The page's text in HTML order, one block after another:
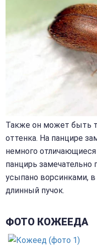
Также он может быть
оттенка. На панцире
немного
панцирь замечательно
усыпано ворсинками,
длинный пучок.
ФОТО КОЖЕЕДА